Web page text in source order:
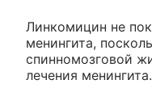
Линкомицин не
менингита,
спинномозговой
лечения менингита.